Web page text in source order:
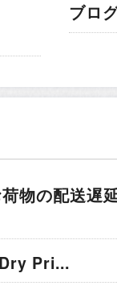
ブロ
物の配送遅
Pri...